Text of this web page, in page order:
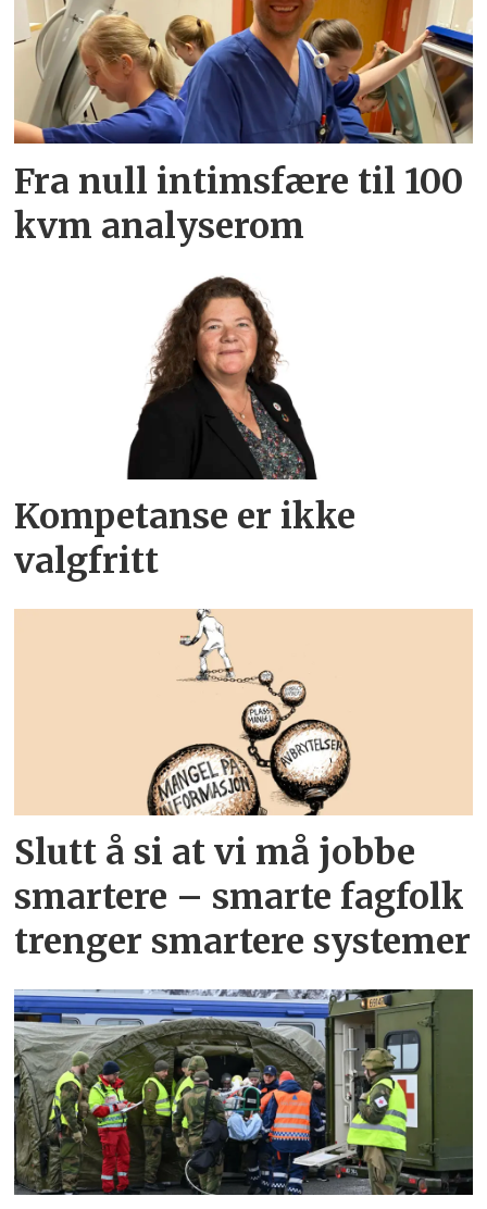
Fra null intimsfære til 100
kvm analyserom
Kompetanse er ikke
valgfritt
Slutt å si at vi må jobbe
smartere – smarte fagfolk
trenger smartere systemer